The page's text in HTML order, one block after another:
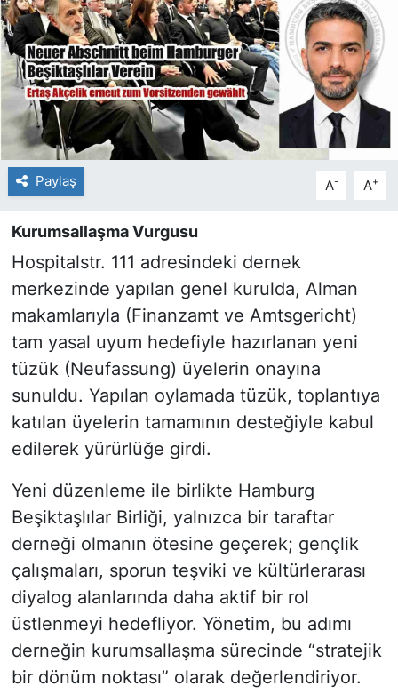
Paylaş A- A+
Kurumsallaşma Vurgusu
Hospitalstr. 111 adresindeki dernek
merkezinde yapılan genel kurulda, Alman
makamlarıyla (Finanzamt ve Amtsgericht)
tam yasal uyum hedefiyle hazırlanan yeni
tüzük (Neufassung) üyelerin onayına
sunuldu. Yapılan oylamada tüzük, toplantıya
katılan üyelerin tamamının desteğiyle kabul
edilerek yürürlüğe girdi.
Yeni düzenleme ile birlikte Hamburg
Beşiktaşlılar Birliği, yalnızca bir taraftar
derneği olmanın ötesine geçerek; gençlik
çalışmaları, sporun teşviki ve kültürlerarası
diyalog alanlarında daha aktif bir rol
üstlenmeyi hedefliyor. Yönetim, bu adımı
derneğin kurumsallaşma sürecinde “stratejik
bir dönüm noktası” olarak değerlendiriyor.